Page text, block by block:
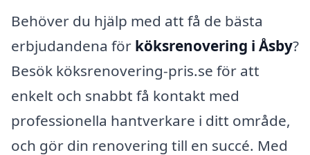
Behöver du hjälp med att få de bästa
erbjudandena för köksrenovering i Åsby?
Besök köksrenovering-pris.se för att
enkelt och snabbt få kontakt med
professionella hantverkare i ditt område,
och gör din renovering till en succé. Med